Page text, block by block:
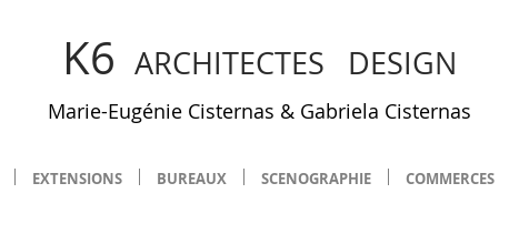
K6 ARCHITECTES DESIGN
Marie-Eugénie Cisternas & Gabriela Cisternas
EXTENSIONS BUREAUX SCENOGRAPHIE COMMERCES